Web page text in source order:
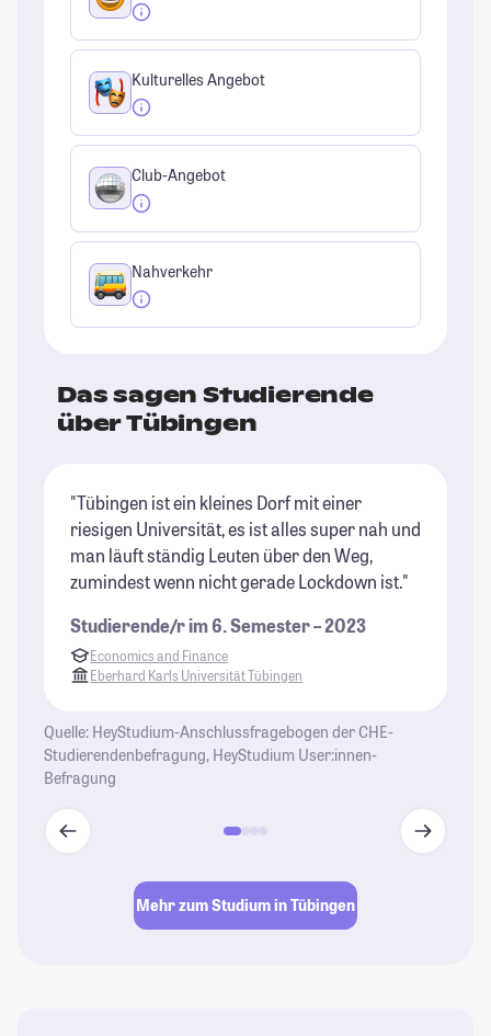
Kulturelles Angebot
Club-Angebot
Nahverkehr
Das sagen Studierende
über Tübingen
"Tübingen ist ein kleines Dorf mit einer
riesigen Universität, es ist alles super nah und
man läuft ständig Leuten über den Weg,
zumindest wenn nicht gerade Lockdown ist."
Studierende/r im 6. Semester – 2023
Economics and Finance
Eberhard Karls Universität Tübingen
Quelle: HeyStudium-Anschlussfragebogen der CHE-
Studierendenbefragung, HeyStudium User:innen-
Befragung
Mehr zum Studium in Tübingen